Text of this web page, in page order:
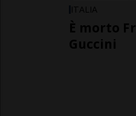
ITALIA
È morto
Guccini